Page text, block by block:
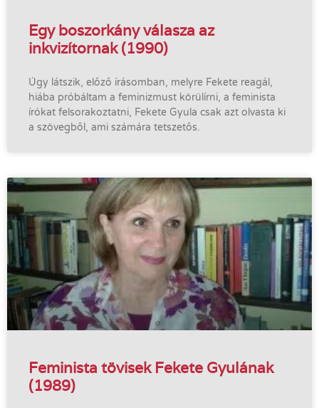
Egy boszorkány válasza az
inkvizítornak (1990)
Úgy látszik, előző írásomban, melyre Fekete reagál,
hiába próbáltam a feminizmust körülírni, a feminista
írókat felsorakoztatni, Fekete Gyula csak azt olvasta ki
a szövegből, ami számára tetszetős.
Feminista tövisek Fekete Gyulának
(1989)